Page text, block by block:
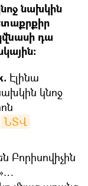
նախկին
դա
Էլինա
կնոջ
ՆՏՎ
Բորիսովիչին